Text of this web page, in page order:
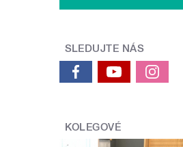
SLEDUJTE NÁS
KOLEGOVÉ